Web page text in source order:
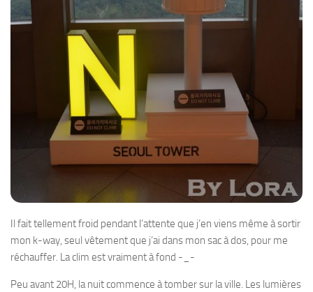
Il fait tellement froid pendant l’attente que j’en viens même à sortir
mon k-way, seul vêtement que j’ai dans mon sac à dos, pour me
réchauffer. La clim est vraiment à fond -_-
Peu avant 20H, la nuit commence à tomber sur la ville. Les lumières